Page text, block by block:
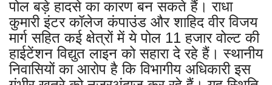
पोल बड़े हादसे का कारण बन सकते हैं। राधा
कुमारी इंटर कॉलेज कंपाउंड और शाहिद वीर विजय
मार्ग सहित कई क्षेत्रों में ये पोल 11 हजार वोल्ट की
हाईटेंशन विद्युत लाइन को सहारा दे रहे हैं। स्थानीय
निवासियों का आरोप है कि विभागीय अधिकारी इस